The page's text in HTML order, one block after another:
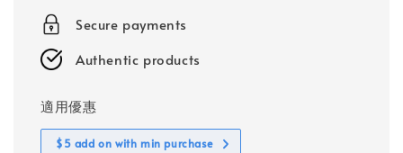
Secure payments
Authentic products
適用優惠
$5 add on with min purchase